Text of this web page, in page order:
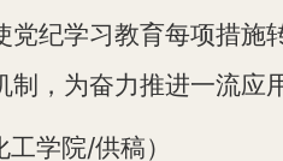
党纪学习教育每项措施
制，为奋力推进一流应
工学院/供稿）